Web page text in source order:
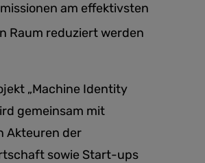
am effektivsten
Raum reduziert werden
„Machine Identity
gemeinsam mit
Akteuren der
sowie Start-ups